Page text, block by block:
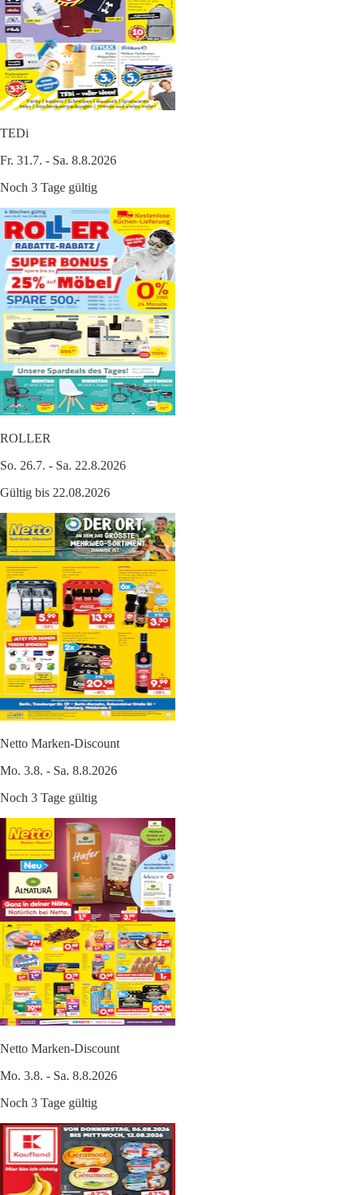
TEDi
Fr. 31.7. - Sa. 8.8.2026
Noch 3 Tage gültig
ROLLER
So. 26.7. - Sa. 22.8.2026
Gültig bis 22.08.2026
Netto Marken-Discount
Mo. 3.8. - Sa. 8.8.2026
Noch 3 Tage gültig
Netto Marken-Discount
Mo. 3.8. - Sa. 8.8.2026
Noch 3 Tage gültig